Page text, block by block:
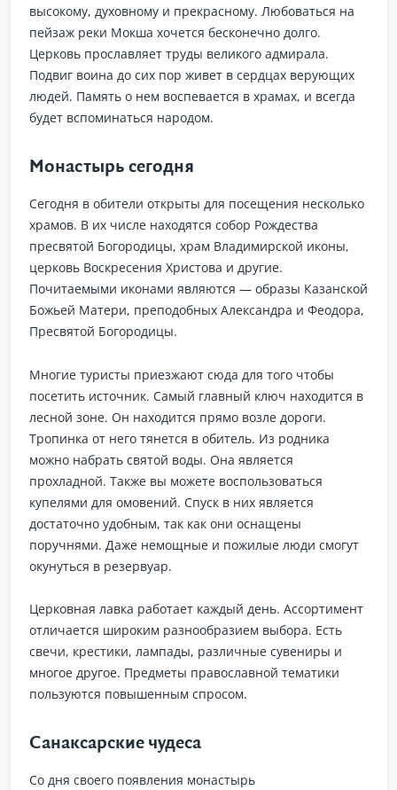
высокому, духовному и прекрасному. Любоваться на
пейзаж реки Мокша хочется бесконечно долго.
Церковь прославляет труды великого адмирала.
Подвиг воина до сих пор живет в сердцах верующих
людей. Память о нем воспевается в храмах, и всегда
будет вспоминаться народом.
Монастырь сегодня
Сегодня в обители открыты для посещения несколько
храмов. В их числе находятся собор Рождества
пресвятой Богородицы, храм Владимирской иконы,
церковь Воскресения Христова и другие.
Почитаемыми иконами являются — образы Казанской
Божьей Матери, преподобных Александра и Феодора,
Пресвятой Богородицы.
Многие туристы приезжают сюда для того чтобы
посетить источник. Самый главный ключ находится в
лесной зоне. Он находится прямо возле дороги.
Тропинка от него тянется в обитель. Из родника
можно набрать святой воды. Она является
прохладной. Также вы можете воспользоваться
купелями для омовений. Спуск в них является
достаточно удобным, так как они оснащены
поручнями. Даже немощные и пожилые люди смогут
окунуться в резервуар.
Церковная лавка работает каждый день. Ассортимент
отличается широким разнообразием выбора. Есть
свечи, крестики, лампады, различные сувениры и
многое другое. Предметы православной тематики
пользуются повышенным спросом.
Санаксарские чудеса
Со дня своего появления монастырь